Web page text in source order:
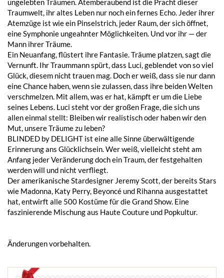
ungelebten Träumen. Atemberaubend ist die Pracht dieser
Traumwelt, ihr altes Leben nur noch ein fernes Echo. Jeder ihrer
Atemzüge ist wie ein Pinselstrich, jeder Raum, der sich öffnet,
eine Symphonie ungeahnter Möglichkeiten. Und vor ihr — der
Mann ihrer Träume.
Ein Neuanfang, flüstert ihre Fantasie. Träume platzen, sagt die
Vernunft. Ihr Traummann spürt, dass Luci, geblendet von so viel
Glück, diesem nicht trauen mag. Doch er weiß, dass sie nur dann
eine Chance haben, wenn sie zulassen, dass ihre beiden Welten
verschmelzen. Mit allem, was er hat, kämpft er um die Liebe
seines Lebens. Luci steht vor der großen Frage, die sich uns
allen einmal stellt: Bleiben wir realistisch oder haben wir den
Mut, unsere Träume zu leben?
BLINDED by DELIGHT ist eine alle Sinne überwältigende
Erinnerung ans Glücklichsein. Wer weiß, vielleicht steht am
Anfang jeder Veränderung doch ein Traum, der festgehalten
werden will und nicht verfliegt.
Der amerikanische Stardesigner Jeremy Scott, der bereits Stars
wie Madonna, Katy Perry, Beyoncé und Rihanna ausgestattet
hat, entwirft alle 500 Kostüme für die Grand Show. Eine
faszinierende Mischung aus Haute Couture und Popkultur.
Änderungen vorbehalten.